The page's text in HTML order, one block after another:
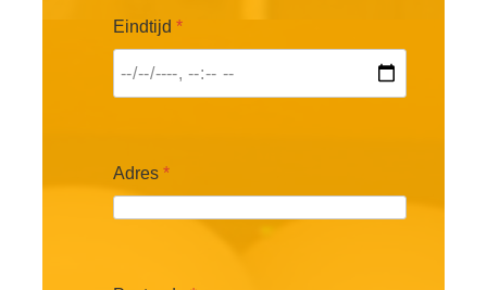
Eindtijd *
Adres *